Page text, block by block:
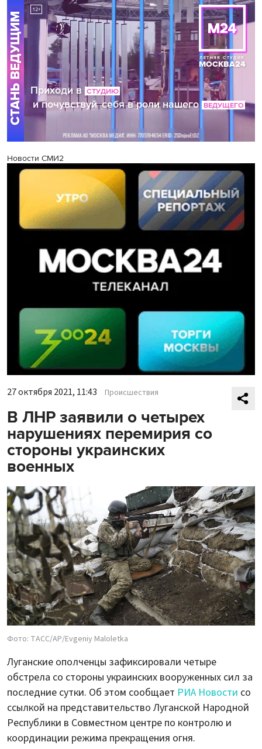
Новости СМИ2
27 октября 2021, 11:43 Происшествия
В ЛНР заявили о четырех
нарушениях перемирия со
стороны украинских
военных
Фото: ТАСС/AP/Evgeniy Maloletka
Луганские ополченцы зафиксировали четыре
обстрела со стороны украинских вооруженных сил за
последние сутки. Об этом сообщает РИА Новости со
ссылкой на представительство Луганской Народной
Республики в Совместном центре по контролю и
координации режима прекращения огня.